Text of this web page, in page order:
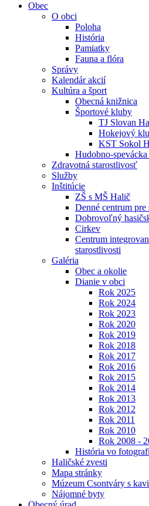
Obec
O obci
Poloha
História
Pamiatky
Fauna a flóra
Správy
Kalendár akcií
Kultúra a šport
Obecná knižnica
Športové kluby
TJ Slovan
Hokejový
KST Sokol
Hudobno-
Zdravotná starostlivosť
Služby
Inštitúcie
ZŠ s MŠ Halič
Denné centrum pre
Dobrovoľný
Cirkev
Centrum
starostlivosti
Galéria
Obec a okolie
Dianie v obci
Rok 2025
Rok 2024
Rok 2023
Rok 2020
Rok 2019
Rok 2018
Rok 2017
Rok 2016
Rok 2015
Rok 2014
Rok 2013
Rok 2012
Rok 2011
Rok 2010
Rok 2008 -
História vo
Haličské zvesti
Mapa stránky
Múzeum Csontváry s
Nájomné byty